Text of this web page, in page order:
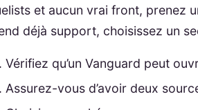
et aucun vrai front, prenez
déjà support, choisissez un
Vérifiez qu’un Vanguard peut
Assurez-vous d’avoir deux